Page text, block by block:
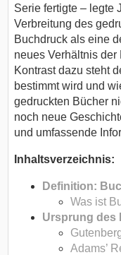
Serie fertigte – legte
Verbreitung des
Buchdruck als eine
neues Verhältnis
Kontrast dazu steht
bestimmt wird und
gedruckten Bücher
noch neue
und umfassende
Inhaltsverzeichnis:
Definition:
Was ist
Ursprung des
Adams’